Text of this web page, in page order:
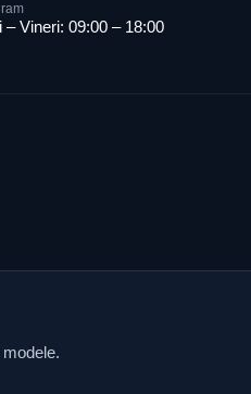
– Vineri: 09:00 – 18:00